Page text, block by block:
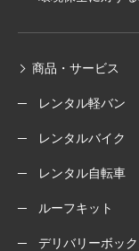
商品・サービス
レンタル軽バン
レンタルバイク
レンタル自転車
ルーフキット
デリバリーボック